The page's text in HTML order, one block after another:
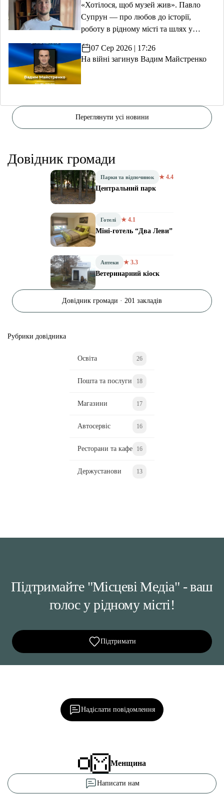
«Хотілося, щоб музей жив». Павло
Супрун — про любов до історії,
роботу в рідному місті та шлях у
07 Сер 2026 | 17:26
На війні загинув Вадим Майстренко
Переглянути усі новини
Довідник громади
Парки та відпочинок ★ 4.4
Центральний парк
Готелі ★ 4.1
Міні-готель “Два Леви”
Аптеки ★ 3.3
Ветеринарний кіоск
Довідник громади · 201 закладів
Рубрики довідника
Освіта 26
Пошта та послуги 18
Магазини 17
Автосервіс 16
Ресторани та кафе 16
Держустанови 13
Підтримайте "Місцеві Медіа" - ваш
голос у рідному місті!
Підтримати
Надіслати повідомлення
Менщина
Написати нам